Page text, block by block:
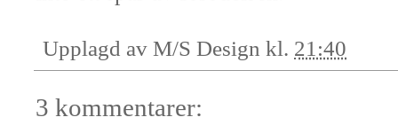
Upplagd av M/S Design kl. 21:40
3 kommentarer: